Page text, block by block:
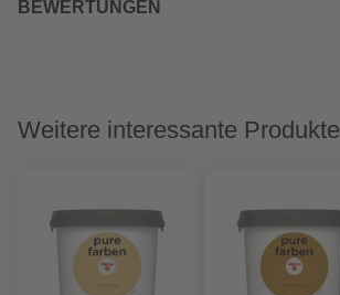
BEWERTUNGEN
Weitere interessante Produkte